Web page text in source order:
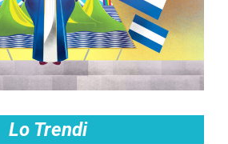
Lo Trendi